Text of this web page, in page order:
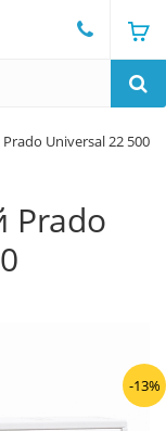
Universal 22 500
Prado
-13%